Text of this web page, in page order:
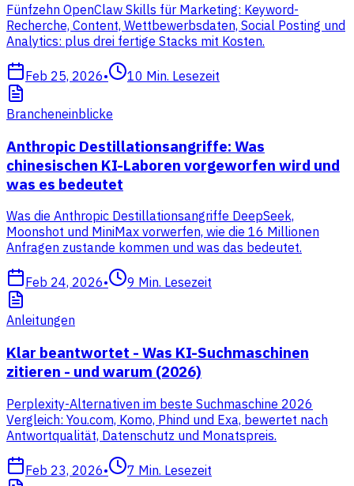
Fünfzehn OpenClaw Skills für Marketing: Keyword-
Recherche, Content, Wettbewerbsdaten, Social Posting und
Analytics: plus drei fertige Stacks mit Kosten.
Feb 25, 2026• 10 Min. Lesezeit
Brancheneinblicke
Anthropic Destillationsangriffe: Was
chinesischen KI-Laboren vorgeworfen wird und
was es bedeutet
Was die Anthropic Destillationsangriffe DeepSeek,
Moonshot und MiniMax vorwerfen, wie die 16 Millionen
Anfragen zustande kommen und was das bedeutet.
Feb 24, 2026• 9 Min. Lesezeit
Anleitungen
Klar beantwortet - Was KI-Suchmaschinen
zitieren - und warum (2026)
Perplexity-Alternativen im beste Suchmaschine 2026
Vergleich: You.com, Komo, Phind und Exa, bewertet nach
Antwortqualität, Datenschutz und Monatspreis.
Feb 23, 2026• 7 Min. Lesezeit